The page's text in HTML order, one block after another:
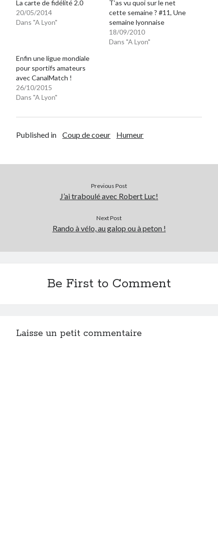
La carte de fidélité 2.0
20/05/2014
Dans "A Lyon"
T’as vu quoi sur le net
cette semaine ? #11, Une
semaine lyonnaise
18/09/2010
Dans "A Lyon"
Enfin une ligue mondiale
pour sportifs amateurs
avec CanalMatch !
26/10/2015
Dans "A Lyon"
Published in Coup de coeur Humeur
Previous Post
J’ai traboulé avec Robert Luc!
Next Post
Rando à vélo, au galop ou à peton !
Be First to Comment
Laisse un petit commentaire